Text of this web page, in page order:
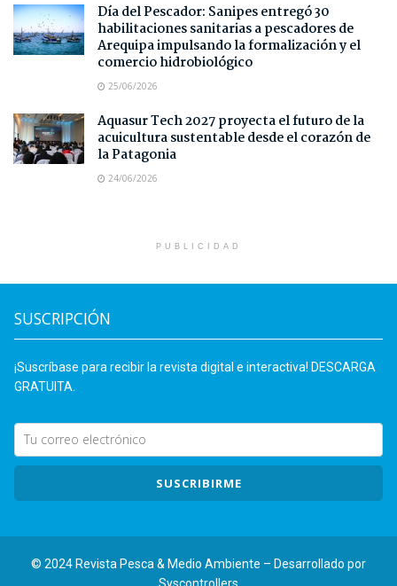
Día del Pescador: Sanipes entregó 30
habilitaciones sanitarias a pescadores de
Arequipa impulsando la formalización y el
comercio hidrobiológico
25/06/2026
Aquasur Tech 2027 proyecta el futuro de la
acuicultura sustentable desde el corazón de
la Patagonia
24/06/2026
PUBLICIDAD
SUSCRIPCIÓN
¡Suscríbase para recibir la revista digital e interactiva! DESCARGA
GRATUITA.
SUSCRIBIRME
© 2024 Revista Pesca & Medio Ambiente – Desarrollado por
Syscontrollers